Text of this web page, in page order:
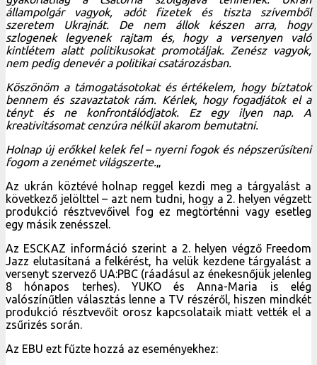
állampolgár vagyok, adót fizetek és tiszta szívemből
szeretem Ukrajnát. De nem állok készen arra, hogy
szlogenek legyenek rajtam és, hogy a versenyen való
kintlétem alatt politikusokat promotáljak. Zenész vagyok,
nem pedig denevér a politikai csatározásban.
Köszönöm a támogatásotokat és értékelem, hogy bíztatok
bennem és szavaztatok rám. Kérlek, hogy fogadjátok el a
tényt és ne konfrontálódjatok. Ez egy ilyen nap. A
kreativitásomat cenzúra nélkül akarom bemutatni.
Holnap új erőkkel kelek fel – nyerni fogok és népszerűsíteni
fogom a zenémet világszerte.„
Az ukrán köztévé holnap reggel kezdi meg a tárgyalást a
következő jelölttel – azt nem tudni, hogy a 2. helyen végzett
produkció résztvevőivel fog ez megtörténni vagy esetleg
egy másik zenésszel.
Az ESCKAZ információ szerint a 2. helyen végző Freedom
Jazz elutasítaná a felkérést, ha velük kezdene tárgyalást a
versenyt szervező UA:PBC (ráadásul az énekesnőjük jelenleg
8 hónapos terhes). YUKO és Anna-Maria is elég
valószínűtlen választás lenne a TV részéről, hiszen mindkét
produkció résztvevőit orosz kapcsolataik miatt vették el a
zsűrizés során.
Az EBU ezt fűzte hozzá az eseményekhez: